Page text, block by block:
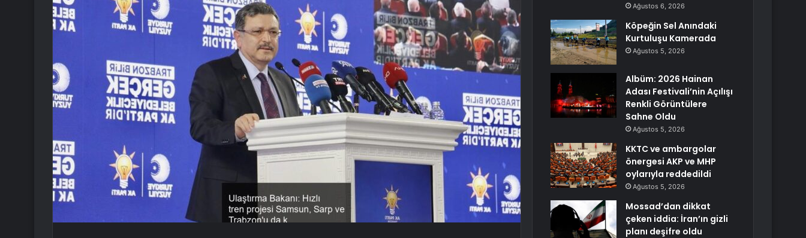
Ağustos 6, 2026
Köpeğin Sel Anındaki
Kurtuluşu Kamerada
Ağustos 5, 2026
Albüm: 2026 Hainan
Adası Festivali’nin Açılışı
Renkli Görüntülere
Sahne Oldu
Ağustos 5, 2026
KKTC ve ambargolar
önergesi AKP ve MHP
oylarıyla reddedildi
Ağustos 5, 2026
Mossad’dan dikkat
çeken iddia: İran’ın gizli
planı deşifre oldu